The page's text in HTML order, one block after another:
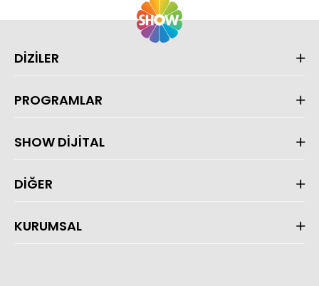
DİZİLER
PROGRAMLAR
SHOW DİJİTAL
DİĞER
KURUMSAL